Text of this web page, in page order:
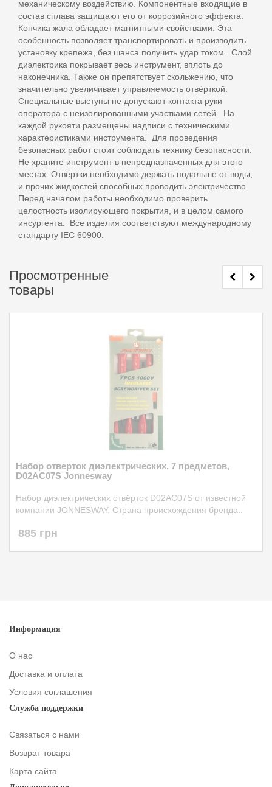
механическому воздействию. Компонентные входящие в
состав сплава защищают его от коррозийного эффекта.
Кончика жала обладает магнитными свойствами. Эта
особенность позволяет транспортировать и производить
установку крепежа, без шанса получить удар током. Слой
диэлектрика покрывает весь инструмент, вплоть до
наконечника. Также он препятствует скольжению, что
значительно увеличивает управляемость отвёрткой.
Специальные выступы не допускают контакта руки
оператора с неизолированными участками сетей. На
каждой рукояти размещены надписи с техническими
характеристиками инструмента. Для проведения
безопасных работ стоит соблюдать технику безопасности.
Не храните инструмент в непредназначенных для этого
местах. Отвёртки необходимо держать подальше от воды,
и прочих жидкостей способных проводить электричество.
Перед началом работы необходимо проверить
целостность изолирующего покрытия, и в целом самого
инсургента. Все изделия соответствуют международному
стандарту IEC 60900.
Просмотренные
товары
Набор отверток диэлектрических, 7 предметов,
D02AC07S Jonnesway
Набор диэлектрических отвёрток D02AC07S от известной
компании JONNESWAY. Страна происхождения бренда..
885 грн
Информация
О нас
Доставка и оплата
Условия соглашения
Служба поддержки
Связаться с нами
Возврат товара
Карта сайта